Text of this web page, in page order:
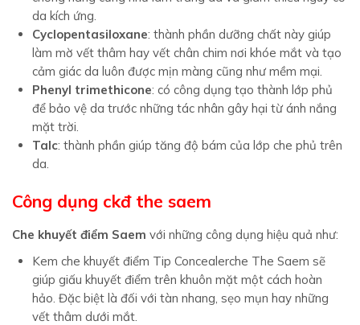
da kích ứng.
Cyclopentasiloxane: thành phần dưỡng chất này giúp
làm mờ vết thâm hay vết chân chim nơi khóe mắt và tạo
cảm giác da luôn được mịn màng cũng như mềm mại.
Phenyl trimethicone: có công dụng tạo thành lớp phủ
để bảo vệ da trước những tác nhân gây hại từ ánh nắng
mặt trời.
Talc: thành phần giúp tăng độ bám của lớp che phủ trên
da.
Công dụng ckđ the saem
Che khuyết điểm Saem với những công dụng hiệu quả như:
Kem che khuyết điểm Tip Concealerche The Saem sẽ
giúp giấu khuyết điểm trên khuôn mặt một cách hoàn
hảo. Đặc biệt là đối với tàn nhang, sẹo mụn hay những
vết thâm dưới mắt.